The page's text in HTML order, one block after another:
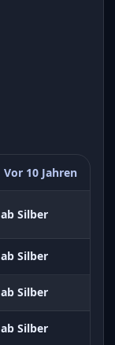
Vor 10 Jahren
ab Silber
ab Silber
ab Silber
ab Silber